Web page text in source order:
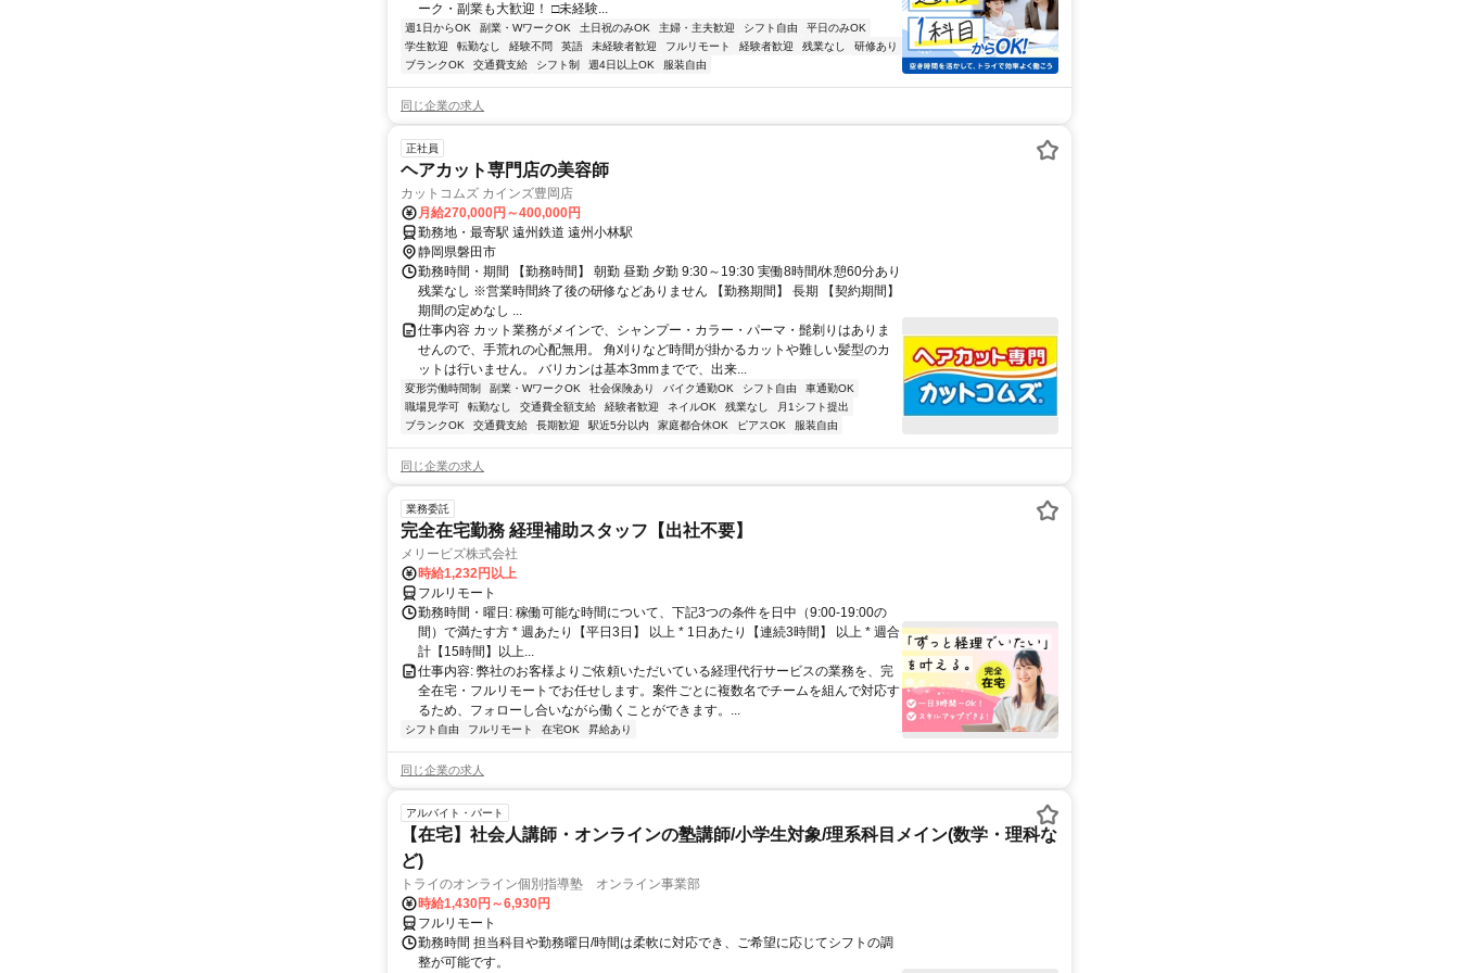
ーク・副業も大歓迎！ □未経験...
週1日からOK 副業・WワークOK 土日祝のみOK 主婦・主夫歓迎 シフト自由
平日のみOK
学生歓迎
転勤なし 経験不問 英語 未経験者歓迎 フルリモート 経験者歓迎 残業なし
研修あり
ブランクOK
交通費支給 シフト制 週4日以上OK 服装自由
同じ企業の求人
正社員
ヘアカット専門店の美容師
カットコムズ カインズ豊岡店
月給270,000円～400,000円
勤務地・最寄駅 遠州鉄道 遠州小林駅
静岡県磐田市
勤務時間・期間 【勤務時間】 朝勤 昼勤 夕勤 9:30～19:30 実働8時間/休憩60分あり
残業なし ※営業時間終了後の研修などありません 【勤務期間】 長期 【契約期間】
期間の定めなし ...
仕事内容 カット業務がメインで、シャンプー・カラー・パーマ・髭剃りはありま
せんので、手荒れの心配無用。 角刈りなど時間が掛かるカットや難しい髪型のカ
ットは行いません。 バリカンは基本3mmまでで、出来...
変形労働時間制 副業・WワークOK 社会保険あり バイク通勤OK シフト自由
車通勤OK
職場見学可
転勤なし 交通費全額支給 経験者歓迎 ネイルOK 残業なし
月1シフト提出
ブランクOK
交通費支給 長期歓迎 駅近5分以内 家庭都合休OK ピアスOK 服装自由
同じ企業の求人
業務委託
完全在宅勤務 経理補助スタッフ【出社不要】
メリービズ株式会社
時給1,232円以上
フルリモート
勤務時間・曜日: 稼働可能な時間について、下記3つの条件を日中（9:00-19:00の
間）で満たす方 * 週あたり【平日3日】 以上 * 1日あたり【連続3時間】 以上 * 週合
計【15時間】以上...
仕事内容: 弊社のお客様よりご依頼いただいている経理代行サービスの業務を、完
全在宅・フルリモートでお任せします。案件ごとに複数名でチームを組んで対応す
るため、フォローし合いながら働くことができます。...
シフト自由 フルリモート 在宅OK 昇給あり
同じ企業の求人
アルバイト・パート
【在宅】社会人講師・オンラインの塾講師/小学生対象/理系科目メイン(数学・理科な
ど)
トライのオンライン個別指導塾 オンライン事業部
時給1,430円～6,930円
フルリモート
勤務時間 担当科目や勤務曜日/時間は柔軟に対応でき、ご希望に応じてシフトの調
整が可能です。